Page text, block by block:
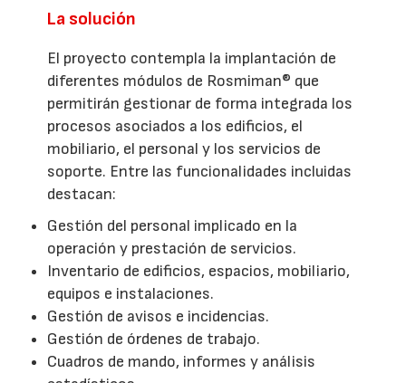
La solución
El proyecto contempla la implantación de
diferentes módulos de Rosmiman® que
permitirán gestionar de forma integrada los
procesos asociados a los edificios, el
mobiliario, el personal y los servicios de
soporte. Entre las funcionalidades incluidas
destacan:
Gestión del personal implicado en la
operación y prestación de servicios.
Inventario de edificios, espacios, mobiliario,
equipos e instalaciones.
Gestión de avisos e incidencias.
Gestión de órdenes de trabajo.
Cuadros de mando, informes y análisis